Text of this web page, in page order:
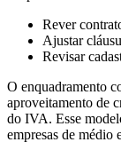
Rever
Ajustar
Revisar
O enquadramento
aproveitamento de
do IVA. Esse
empresas de médio